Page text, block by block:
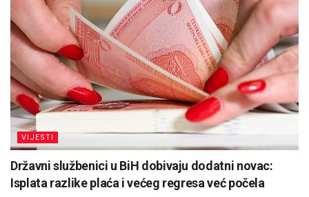
VIJESTI
Državni službenici u BiH dobivaju dodatni novac:
Isplata razlike plaća i većeg regresa već počela